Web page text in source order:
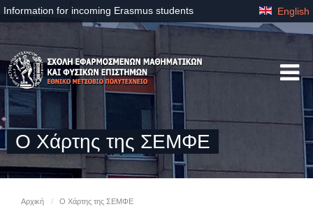
Information for incoming Erasmus students English
Ο Χάρτης της ΣΕΜΦΕ
Αρχική / Ο Χάρτης της ΣΕΜΦΕ